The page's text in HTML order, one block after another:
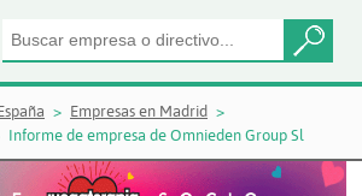
Empresas en Madrid
Informe de empresa de Omnieden Group Sl